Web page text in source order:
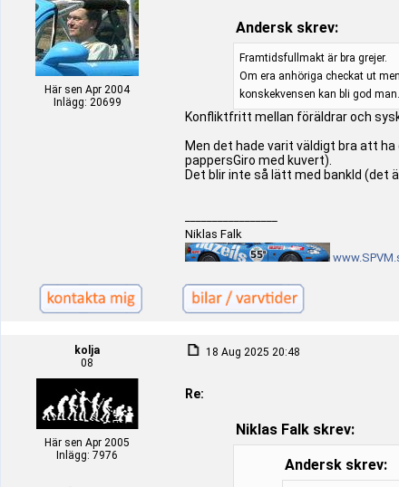
Här sen Apr 2004
Inlägg: 20699
Andersk skrev:
Framtidsfullmakt är bra grejer.
Om era anhöriga checkat ut
konskekvensen kan bli god man.
Konfliktfritt mellan föräldrar och
Men det hade varit väldigt bra att
pappersGiro med kuvert).
Det blir inte så lätt med bankId (det
Niklas Falk
kolja
08
Här sen Apr 2005
Inlägg: 7976
18 Aug 2025 20:48
Re:
Niklas Falk skrev:
Andersk skrev: